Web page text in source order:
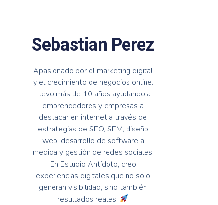
Sebastian Perez
Apasionado por el marketing digital
y el crecimiento de negocios online.
Llevo más de 10 años ayudando a
emprendedores y empresas a
destacar en internet a través de
estrategias de SEO, SEM, diseño
web, desarrollo de software a
medida y gestión de redes sociales.
En Estudio Antídoto, creo
experiencias digitales que no solo
generan visibilidad, sino también
resultados reales.